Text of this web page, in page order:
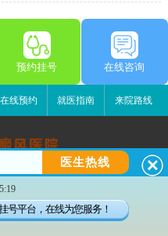
预约挂号 在线咨询
在线预约 就医指南 来院路线
医院
国路2号
癜风医院
医生热线
号平台，在线为您服务！